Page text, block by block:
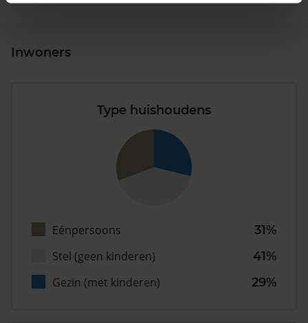
Inwoners
Type huishoudens
Eénpersoons
31%
Stel (geen kinderen)
41%
Gezin (met kinderen)
29%